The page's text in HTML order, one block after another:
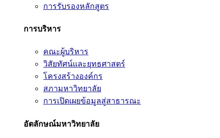
การรับรองหลักสูตร
การบริหาร
คณะผู้บริหาร
วิสัยทัศน์และยุทธศาสตร์
โครงสร้างองค์กร
สภามหาวิทยาลัย
การเปิดเผยข้อมูลสู่สาธารณะ
อัตลักษณ์มหาวิทยาลัย